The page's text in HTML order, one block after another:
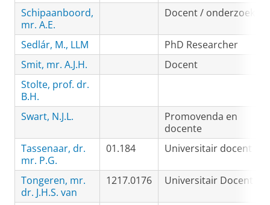
Schipaanboord,
mr. A.E.
Docent / onderzoeker
Sedlár, M., LLM
PhD Researcher
Smit, mr. A.J.H.
Docent
Stolte, prof. dr.
B.H.
Swart, N.J.L.
Promovenda en
docente
Tassenaar, dr.
mr. P.G.
01.184 Universitair docent
Tongeren, mr.
dr. J.H.S. van
1217.0176 Universitair Docent